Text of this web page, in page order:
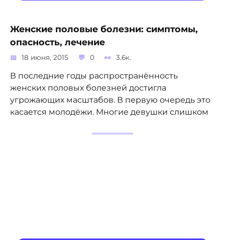
Женские половые болезни: симптомы,
опасность, лечение
18 июня, 2015 0 3.6к.
В последние годы распространённость
женских половых болезней достигла
угрожающих масштабов. В первую очередь это
касается молодёжи. Многие девушки слишком